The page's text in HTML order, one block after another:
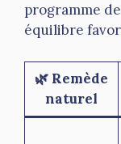
programme
équilibre
🌿 Remède
naturel